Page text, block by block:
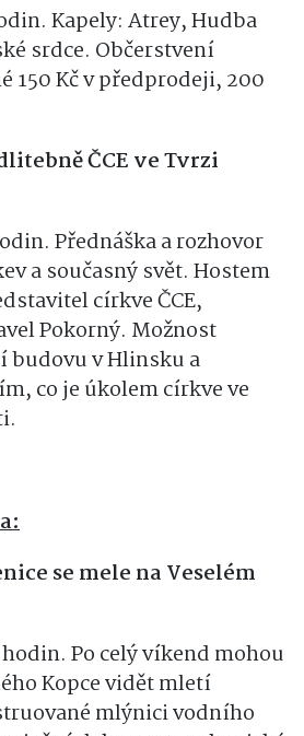
Kapely: Atrey, Hudba
srdce. Občerstvení
150 Kč v předprodeji, 200
ČCE ve Tvrzi
Přednáška a rozhovor
a současný svět. Hostem
církve ČCE,
Pokorný. Možnost
budovu v Hlinsku a
co je úkolem církve ve
se mele na Veselém
Po celý víkend mohou
Kopce vidět mletí
mlýnici vodního